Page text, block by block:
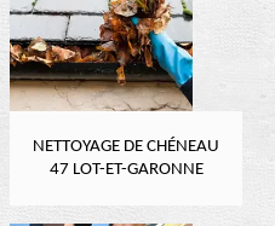
NETTOYAGE DE CHÉNEAU
47 LOT-ET-GARONNE